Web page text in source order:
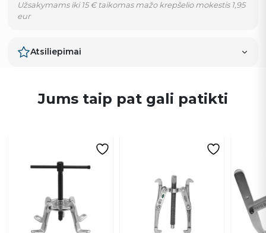
Užsakymams iki 15 € taikomas mažo krepšelio mokestis 1,95
eur
Atsiliepimai
Jums taip pat gali patikti